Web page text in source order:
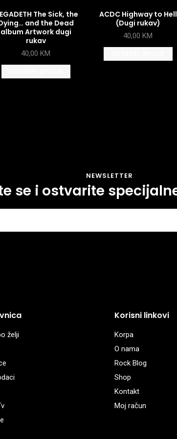
The Sick, the
and the Dead
album Artwork dugi
rukav
40,00KM
ACDC Highway to Hell
(Dugi rukav)
40,00KM
NEWSLETTER
se i ostvarite
želji
Korisni linkovi
Korpa
O nama
Rock Blog
Shop
Kontakt
Moj račun